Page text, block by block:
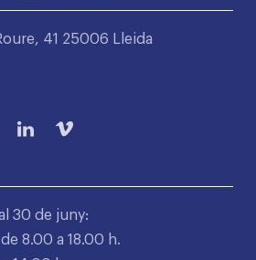
41 25006 Lleida
30 de juny:
8.00 a 18.00 h.